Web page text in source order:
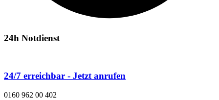
24h Notdienst
24/7 erreichbar - Jetzt anrufen
0160 962 00 402